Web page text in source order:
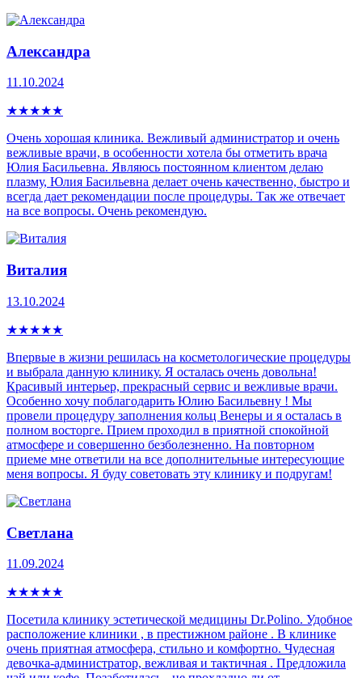
Александра
11.10.2024
★★★★★
Очень хорошая клиника. Вежливый администратор и очень
вежливые врачи, в особенности хотела бы отметить врача
Юлия Басильевна. Являюсь постоянном клиентом делаю
плазму, Юлия Басильевна делает очень качественно, быстро и
всегда дает рекомендации после процедуры. Так же отвечает
на все вопросы. Очень рекомендую.
Виталия
13.10.2024
★★★★★
Впервые в жизни решилась на косметологические процедуры
и выбрала данную клинику. Я осталась очень довольна!
Красивый интерьер, прекрасный сервис и вежливые врачи.
Особенно хочу поблагодарить Юлию Басильевну ! Мы
провели процедуру заполнения кольц Венеры и я осталась в
полном восторге. Прием проходил в приятной спокойной
атмосфере и совершенно безболезненно. На повторном
приеме мне ответили на все дополнительные интересующие
меня вопросы. Я буду советовать эту клинику и подругам!
Светлана
11.09.2024
★★★★★
Посетила клинику эстетической медицины Dr.Polino. Удобное
расположение клиники , в престижном районе . В клинике
очень приятная атмосфера, стильно и комфортно. Чудесная
девочка-администратор, вежливая и тактичная . Предложила